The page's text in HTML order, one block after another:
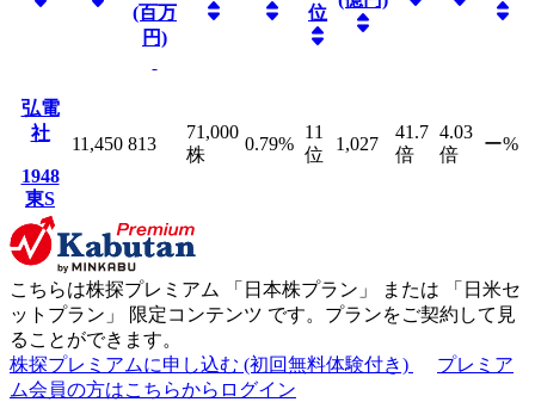
(百万
円)
位
弘電
社
1948
東S
11,450 813
71,000
株
0.79%
11
位
1,027
41.7
倍
4.03
倍
ー%
こちらは株探プレミアム 「 日本株プラン 」 または 「 日米セ
ットプラン 」 限定コンテンツ です。プランをご契約して見
ることができます。
株探プレミアムに申し込む (初回無料体験付き)
プレミア
ム会員の方はこちらからログイン